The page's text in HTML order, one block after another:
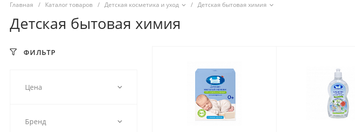
Главная / Каталог товаров / Детская косметика и уход / Детская бытовая химия
Детская бытовая химия
ФИЛЬТР
Цена
Бренд